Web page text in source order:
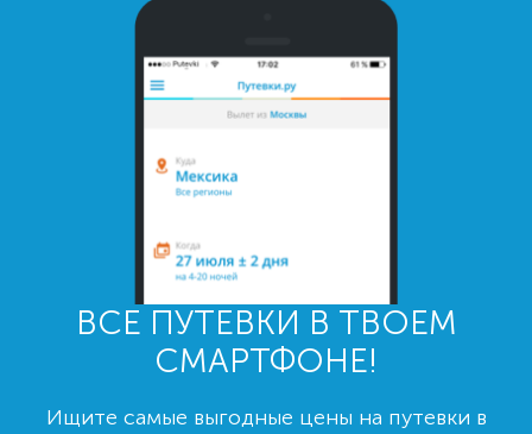
ВСЕ ПУТЕВКИ В ТВОЕМ
СМАРТФОНЕ!
Ищите самые выгодные цены на путевки в